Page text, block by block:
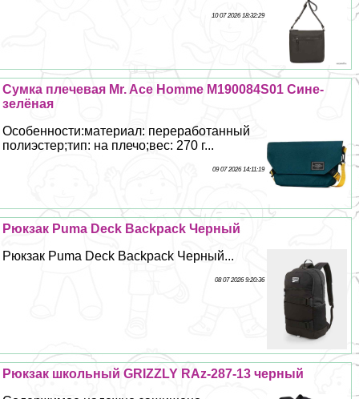
10 07 2026 18:32:29
Сумка плечевая Mr. Ace Homme M190084S01 Сине-
зелёная
Особенности:материал: переработанный
полиэстер;тип: на плечо;вес: 270 г...
09 07 2026 14:11:19
Рюкзак Puma Deck Backpack Черный
Рюкзак Puma Deck Backpack Черный...
08 07 2026 9:20:36
Рюкзак школьный GRIZZLY RAz-287-13 черный